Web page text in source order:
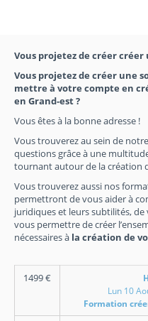
Vous projetez de créer créer
Vous projetez de créer une
mettre à votre compte en
en Grand-est ?
Vous êtes à la bonne adresse !
Vous trouverez au sein de
questions grâce à une
tournant autour de la création
Vous trouverez aussi nos
permettront de vous aider à
juridiques et leurs subtilités,
vous permettre de créer
nécessaires à la création de
1499€
Lun 10
Formation